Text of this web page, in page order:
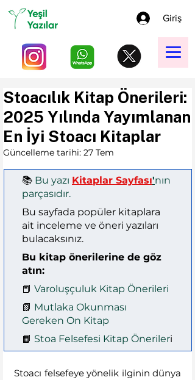
Giriş
Stoacılık Kitap Önerileri:
2025 Yılında Yayımlanan
En İyi Stoacı Kitaplar
Güncelleme tarihi: 27 Tem
📚 Bu yazı Kitaplar Sayfası'nın
parçasıdır.
Bu sayfada popüler kitaplara
ait inceleme ve öneri yazıları
bulacaksınız.
Bu kitap önerilerine de göz
atın:
📕 Varoluşçuluk Kitap Önerileri
📗 Mutlaka Okunması
Gereken On Kitap
📙 Stoa Felsefesi Kitap Önerileri
Stoacı felsefeye yönelik ilginin dünya